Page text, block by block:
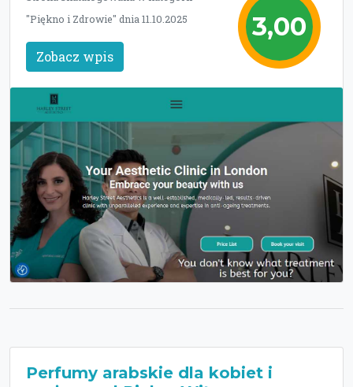
3,00
"Piękno i Zdrowie" dnia 11.10.2025
Zobacz wpis
Perfumy arabskie dla kobiet i